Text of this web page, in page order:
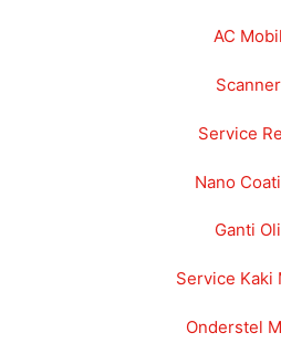
AC Mobil
Scanner
Service
Nano
Ganti Oli
Service Kaki
Onderstel